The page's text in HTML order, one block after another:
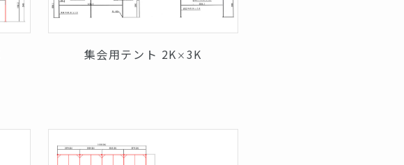
集会用テント 2K × 3K